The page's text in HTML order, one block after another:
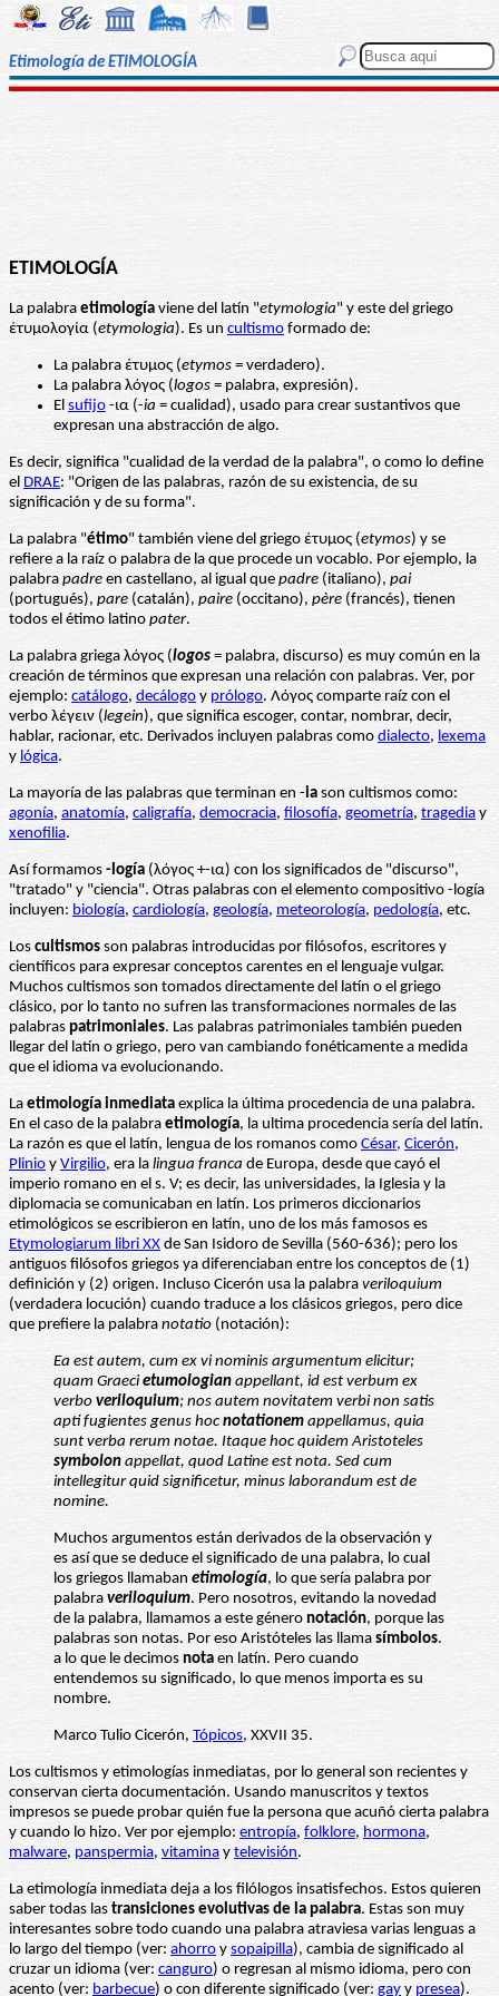
Etimología de ETIMOLOGÍA
ETIMOLOGÍA
La palabra etimología viene del latín "etymologia" y este del griego
ἐτυμολογία (etymologia). Es un cultismo formado de:
La palabra ἐτυμος (etymos = verdadero).
La palabra λόγος (logos = palabra, expresión).
El sufijo -ια (-ia = cualidad), usado para crear sustantivos que
expresan una abstracción de algo.
Es decir, significa "cualidad de la verdad de la palabra", o como lo define
el DRAE: "Origen de las palabras, razón de su existencia, de su
significación y de su forma".
La palabra "étimo" también viene del griego ἐτυμος (etymos) y se
refiere a la raíz o palabra de la que procede un vocablo. Por ejemplo, la
palabra padre en castellano, al igual que padre (italiano), pai
(portugués), pare (catalán), paire (occitano), père (francés), tienen
todos el étimo latino pater.
La palabra griega λόγος (logos = palabra, discurso) es muy común en la
creación de términos que expresan una relación con palabras. Ver, por
ejemplo: catálogo, decálogo y prólogo. Λόγος comparte raíz con el
verbo λέγειν (legein), que significa escoger, contar, nombrar, decir,
hablar, racionar, etc. Derivados incluyen palabras como dialecto, lexema
y lógica.
La mayoría de las palabras que terminan en -ia son cultismos como:
agonía, anatomía, caligrafía, democracia, filosofía, geometría, tragedia y
xenofilia.
Así formamos -logía (λόγος +-ια) con los significados de "discurso",
"tratado" y "ciencia". Otras palabras con el elemento compositivo -logía
incluyen: biología, cardiología, geología, meteorología, pedología, etc.
Los cultismos son palabras introducidas por filósofos, escritores y
científicos para expresar conceptos carentes en el lenguaje vulgar.
Muchos cultismos son tomados directamente del latín o el griego
clásico, por lo tanto no sufren las transformaciones normales de las
palabras patrimoniales. Las palabras patrimoniales también pueden
llegar del latín o griego, pero van cambiando fonéticamente a medida
que el idioma va evolucionando.
La etimología inmediata explica la última procedencia de una palabra.
En el caso de la palabra etimología, la ultima procedencia sería del latín.
La razón es que el latín, lengua de los romanos como César, Cicerón,
Plinio y Virgilio, era la lingua franca de Europa, desde que cayó el
imperio romano en el s. V; es decir, las universidades, la Iglesia y la
diplomacia se comunicaban en latín. Los primeros diccionarios
etimológicos se escribieron en latín, uno de los más famosos es
Etymologiarum libri XX de San Isidoro de Sevilla (560-636); pero los
antiguos filósofos griegos ya diferenciaban entre los conceptos de (1)
definición y (2) origen. Incluso Cicerón usa la palabra veriloquium
(verdadera locución) cuando traduce a los clásicos griegos, pero dice
que prefiere la palabra notatio (notación):
Ea est autem, cum ex vi nominis argumentum elicitur;
quam Graeci etumologian appellant, id est verbum ex
verbo veriloquium; nos autem novitatem verbi non satis
apti fugientes genus hoc notationem appellamus, quia
sunt verba rerum notae. Itaque hoc quidem Aristoteles
symbolon appellat, quod Latine est nota. Sed cum
intellegitur quid significetur, minus laborandum est de
nomine.
Muchos argumentos están derivados de la observación y
es así que se deduce el significado de una palabra, lo cual
los griegos llamaban etimología, lo que sería palabra por
palabra veriloquium. Pero nosotros, evitando la novedad
de la palabra, llamamos a este género notación, porque las
palabras son notas. Por eso Aristóteles las llama símbolos.
a lo que le decimos nota en latín. Pero cuando
entendemos su significado, lo que menos importa es su
nombre.
Marco Tulio Cicerón, Tópicos, XXVII 35.
Los cultismos y etimologías inmediatas, por lo general son recientes y
conservan cierta documentación. Usando manuscritos y textos
impresos se puede probar quién fue la persona que acuñó cierta palabra
y cuando lo hizo. Ver por ejemplo: entropía, folklore, hormona,
malware, panspermia, vitamina y televisión.
La etimología inmediata deja a los filólogos insatisfechos. Estos quieren
saber todas las transiciones evolutivas de la palabra. Estas son muy
interesantes sobre todo cuando una palabra atraviesa varias lenguas a
lo largo del tiempo (ver: ahorro y sopaipilla), cambia de significado al
cruzar un idioma (ver: canguro) o regresan al mismo idioma, pero con
acento (ver: barbecue) o con diferente significado (ver: gay y presea).